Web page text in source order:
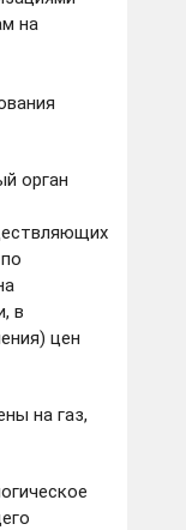
на
орган
в
цен
на газ,